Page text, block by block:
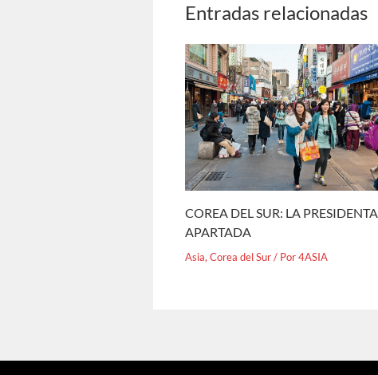
Entradas relacionadas
COREA DEL SUR: LA PRESIDENTA
APARTADA
Asia,Corea del Sur/ Por4ASIA